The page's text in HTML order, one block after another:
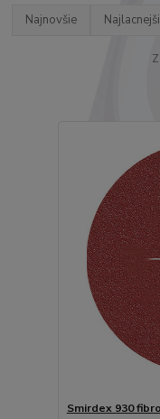
Najnovšie
Smirdex 930